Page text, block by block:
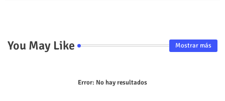
You May Like Mostrar más
Error: No hay resultados